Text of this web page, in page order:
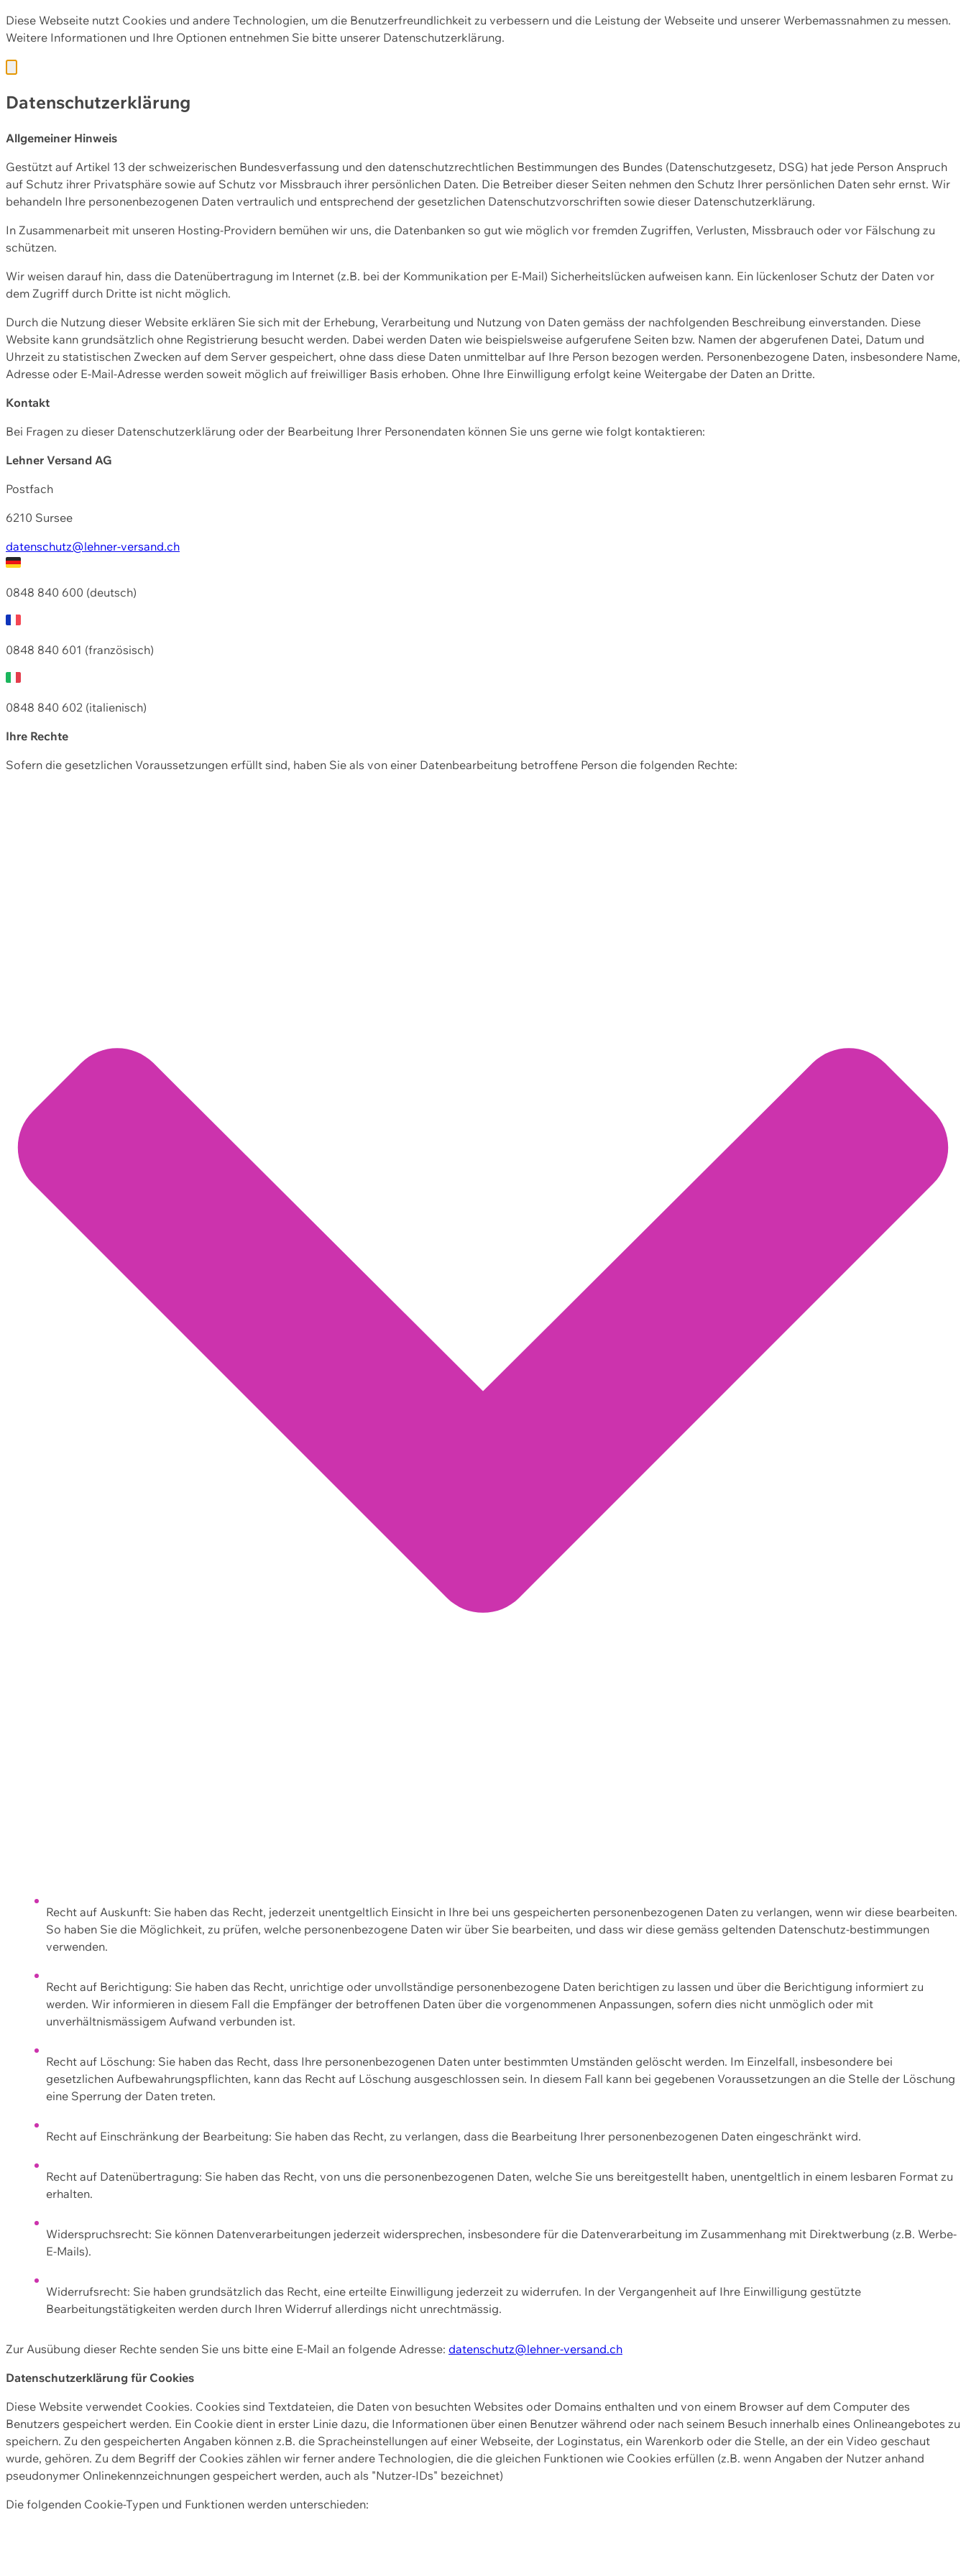
Diese Webseite nutzt Cookies und andere Technologien, um die Benutzerfreundlichkeit zu verbessern und die Leistung der Webseite und unserer Werbemassnahmen zu messen.
Weitere Informationen und Ihre Optionen entnehmen Sie bitte unserer Datenschutzerklärung.
Datenschutzerklärung
Allgemeiner Hinweis
Gestützt auf Artikel 13 der schweizerischen Bundesverfassung und den datenschutzrechtlichen Bestimmungen des Bundes (Datenschutzgesetz, DSG) hat jede Person Anspruch
auf Schutz ihrer Privatsphäre sowie auf Schutz vor Missbrauch ihrer persönlichen Daten. Die Betreiber dieser Seiten nehmen den Schutz Ihrer persönlichen Daten sehr ernst. Wir
behandeln Ihre personenbezogenen Daten vertraulich und entsprechend der gesetzlichen Datenschutzvorschriften sowie dieser Datenschutzerklärung.
In Zusammenarbeit mit unseren Hosting-Providern bemühen wir uns, die Datenbanken so gut wie möglich vor fremden Zugriffen, Verlusten, Missbrauch oder vor Fälschung zu
schützen.
Wir weisen darauf hin, dass die Datenübertragung im Internet (z.B. bei der Kommunikation per E-Mail) Sicherheitslücken aufweisen kann. Ein lückenloser Schutz der Daten vor
dem Zugriff durch Dritte ist nicht möglich.
Durch die Nutzung dieser Website erklären Sie sich mit der Erhebung, Verarbeitung und Nutzung von Daten gemäss der nachfolgenden Beschreibung einverstanden. Diese
Website kann grundsätzlich ohne Registrierung besucht werden. Dabei werden Daten wie beispielsweise aufgerufene Seiten bzw. Namen der abgerufenen Datei, Datum und
Uhrzeit zu statistischen Zwecken auf dem Server gespeichert, ohne dass diese Daten unmittelbar auf Ihre Person bezogen werden. Personenbezogene Daten, insbesondere Name,
Adresse oder E-Mail-Adresse werden soweit möglich auf freiwilliger Basis erhoben. Ohne Ihre Einwilligung erfolgt keine Weitergabe der Daten an Dritte.
Kontakt
Bei Fragen zu dieser Datenschutzerklärung oder der Bearbeitung Ihrer Personendaten können Sie uns gerne wie folgt kontaktieren:
Lehner Versand AG
Postfach
6210 Sursee
datenschutz@lehner-versand.ch
0848 840 600 (deutsch)
0848 840 601 (französisch)
0848 840 602 (italienisch)
Ihre Rechte
Sofern die gesetzlichen Voraussetzungen erfüllt sind, haben Sie als von einer Datenbearbeitung betroffene Person die folgenden Rechte:
Recht auf Auskunft: Sie haben das Recht, jederzeit unentgeltlich Einsicht in Ihre bei uns gespeicherten personenbezogenen Daten zu verlangen, wenn wir diese bearbeiten.
So haben Sie die Möglichkeit, zu prüfen, welche personenbezogene Daten wir über Sie bearbeiten, und dass wir diese gemäss geltenden Datenschutz-bestimmungen
verwenden.
Recht auf Berichtigung: Sie haben das Recht, unrichtige oder unvollständige personenbezogene Daten berichtigen zu lassen und über die Berichtigung informiert zu
werden. Wir informieren in diesem Fall die Empfänger der betroffenen Daten über die vorgenommenen Anpassungen, sofern dies nicht unmöglich oder mit
unverhältnismässigem Aufwand verbunden ist.
Recht auf Löschung: Sie haben das Recht, dass Ihre personenbezogenen Daten unter bestimmten Umständen gelöscht werden. Im Einzelfall, insbesondere bei
gesetzlichen Aufbewahrungspflichten, kann das Recht auf Löschung ausgeschlossen sein. In diesem Fall kann bei gegebenen Voraussetzungen an die Stelle der Löschung
eine Sperrung der Daten treten.
Recht auf Einschränkung der Bearbeitung: Sie haben das Recht, zu verlangen, dass die Bearbeitung Ihrer personenbezogenen Daten eingeschränkt wird.
Recht auf Datenübertragung: Sie haben das Recht, von uns die personenbezogenen Daten, welche Sie uns bereitgestellt haben, unentgeltlich in einem lesbaren Format zu
erhalten.
Widerspruchsrecht: Sie können Datenverarbeitungen jederzeit widersprechen, insbesondere für die Datenverarbeitung im Zusammenhang mit Direktwerbung (z.B. Werbe-
E-Mails).
Widerrufsrecht: Sie haben grundsätzlich das Recht, eine erteilte Einwilligung jederzeit zu widerrufen. In der Vergangenheit auf Ihre Einwilligung gestützte
Bearbeitungstätigkeiten werden durch Ihren Widerruf allerdings nicht unrechtmässig.
Zur Ausübung dieser Rechte senden Sie uns bitte eine E-Mail an folgende Adresse: datenschutz@lehner-versand.ch
Datenschutzerklärung für Cookies
Diese Website verwendet Cookies. Cookies sind Textdateien, die Daten von besuchten Websites oder Domains enthalten und von einem Browser auf dem Computer des
Benutzers gespeichert werden. Ein Cookie dient in erster Linie dazu, die Informationen über einen Benutzer während oder nach seinem Besuch innerhalb eines Onlineangebotes zu
speichern. Zu den gespeicherten Angaben können z.B. die Spracheinstellungen auf einer Webseite, der Loginstatus, ein Warenkorb oder die Stelle, an der ein Video geschaut
wurde, gehören. Zu dem Begriff der Cookies zählen wir ferner andere Technologien, die die gleichen Funktionen wie Cookies erfüllen (z.B. wenn Angaben der Nutzer anhand
pseudonymer Onlinekennzeichnungen gespeichert werden, auch als "Nutzer-IDs" bezeichnet)
Die folgenden Cookie-Typen und Funktionen werden unterschieden: